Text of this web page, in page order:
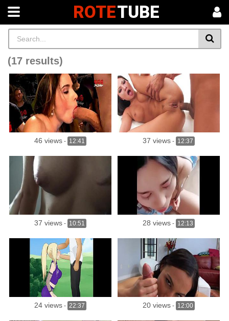
ROTETUBE
(17 results)
46 views - 12:41 37 views - 12:37
37 views - 10:51 28 views - 12:13
24 views - 22:37 20 views - 12:00